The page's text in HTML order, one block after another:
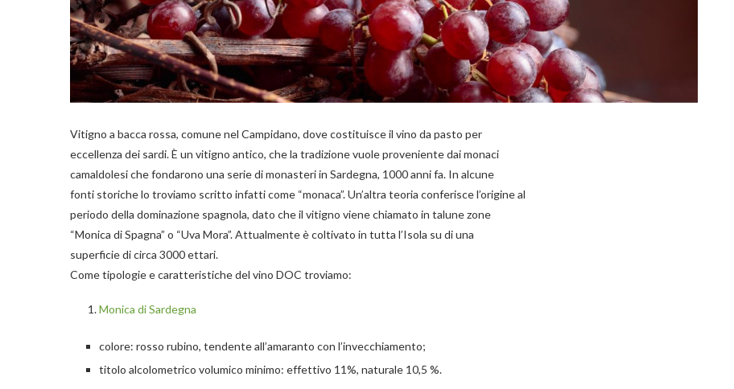
Vitigno a bacca rossa, comune nel Campidano, dove costituisce il vino da pasto per
eccellenza dei sardi. È un vitigno antico, che la tradizione vuole proveniente dai monaci
camaldolesi che fondarono una serie di monasteri in Sardegna, 1000 anni fa. In alcune
fonti storiche lo troviamo scritto infatti come “monaca”. Un’altra teoria conferisce l’origine al
periodo della dominazione spagnola, dato che il vitigno viene chiamato in talune zone
“Monica di Spagna” o “Uva Mora”. Attualmente è coltivato in tutta l’Isola su di una
superficie di circa 3000 ettari.
Come tipologie e caratteristiche del vino DOC troviamo:
Monica di Sardegna
colore: rosso rubino, tendente all’amaranto con l’invecchiamento;
titolo alcolometrico volumico minimo: effettivo 11%, naturale 10,5 %.